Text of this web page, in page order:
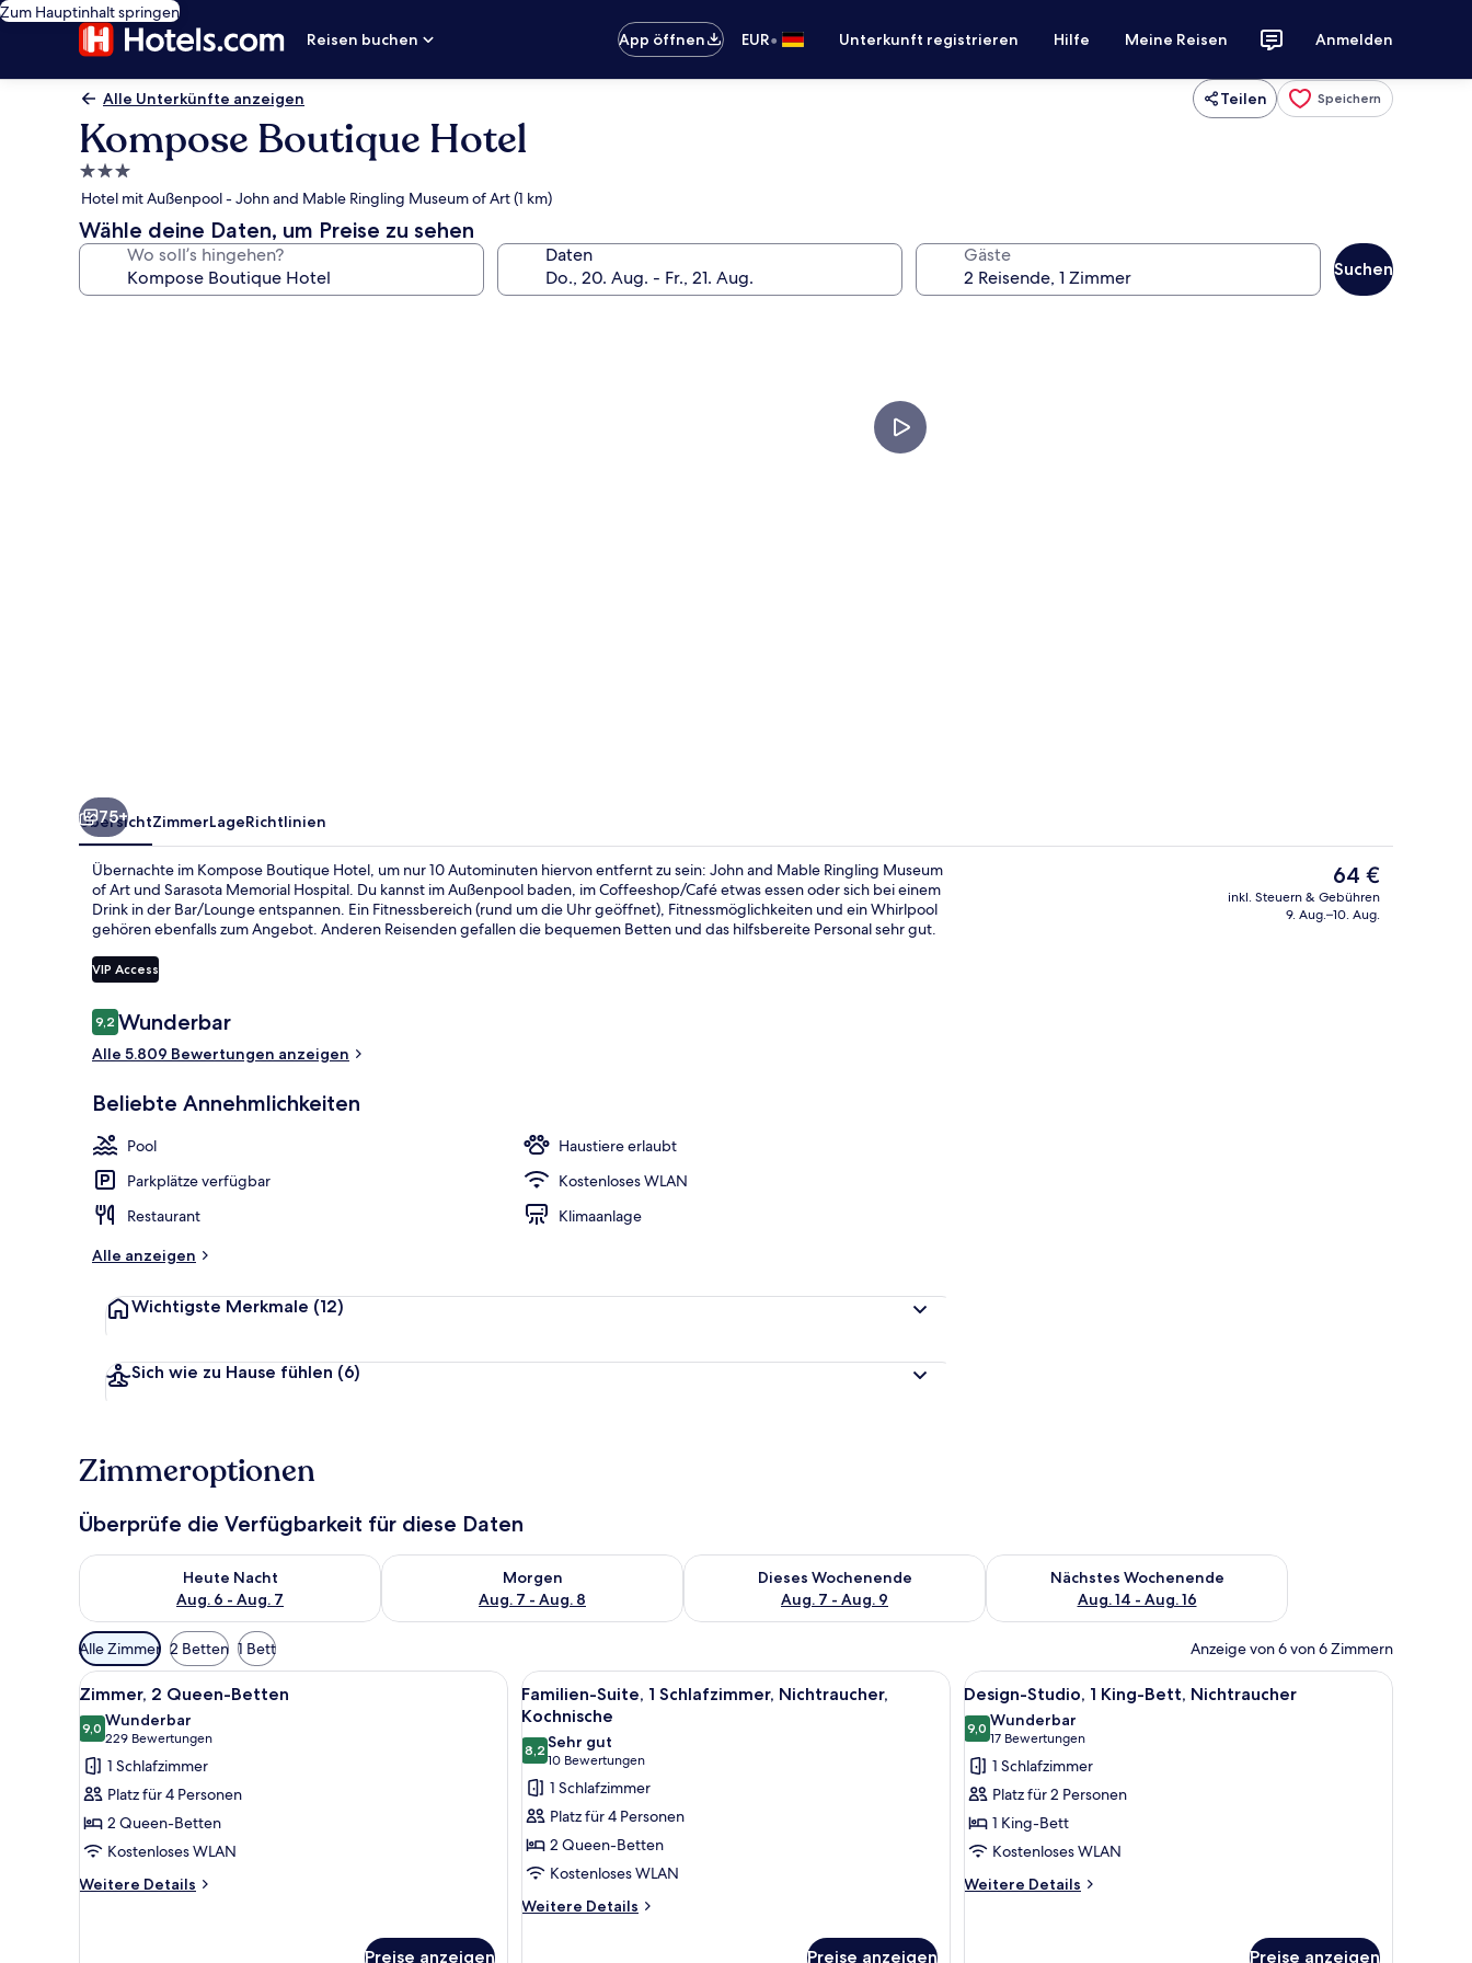
Zum Hauptinhalt springen
Reisen buchen
App öffnen EUR• Unterkunft registrieren Hilfe Meine Reisen Anmelden
Alle Unterkünfte anzeigen Teilen Speichern
Kompose Boutique Hotel
3.0-
Sterne-
Unterkunft
Hotel mit Außenpool - John and Mable Ringling Museum of Art (1 km)
Wähle deine Daten, um Preise zu sehen
Wo soll’s hingehen? Daten Gäste
Suchen
Außenpool, beheizter Pool Außenpool, beheizter Pool
75+
ÜbersichtZimmerLageRichtlinien
Übernachte im Kompose Boutique Hotel, um nur 10 Autominuten hiervon entfernt zu sein: John and Mable Ringling Museum
of Art und Sarasota Memorial Hospital. Du kannst im Außenpool baden, im Coffeeshop/Café etwas essen oder sich bei einem
Drink in der Bar/Lounge entspannen. Ein Fitnessbereich (rund um die Uhr geöffnet), Fitnessmöglichkeiten und ein Whirlpool
gehören ebenfalls zum Angebot. Anderen Reisenden gefallen die bequemen Betten und das hilfsbereite Personal sehr gut.
VIP Access
Bewertungen
9,29,2 von 10.
Wunderbar
Alle 5.809 Bewertungen anzeigen
Beliebte Annehmlichkeiten
Pool
Haustiere erlaubt
Parkplätze verfügbar
Kostenloses WLAN
Restaurant
Klimaanlage
Alle anzeigen
Wichtigste Merkmale (12)
Sich wie zu Hause fühlen (6)
Der
aktuelle
Preis
64 €
inkl. Steuern & Gebühren
9. Aug.–10. Aug.
Zimmeroptionen
Überprüfe die Verfügbarkeit für diese Daten
Heute Nacht
Aug. 6 - Aug. 7
Überprüfe die Verfügbarkeit für heute Nacht, Aug. 6 - Aug. 7.
Morgen
Aug. 7 - Aug. 8
Überprüfe die Verfügbarkeit für morgen, Aug. 7 - Aug. 8.
Dieses Wochenende
Aug. 7 - Aug. 9
Überprüfe die Verfügbarkeit für dieses Wochenende, Aug. 7 - Aug. 9.
Nächstes Wochenende
Aug. 14 - Aug. 16
Überprüfe die Verfügbarkeit für nächstes Wochenende, Aug.
Verfügbare
Filter
für
Zimmer
Alle Zimmer 2 Betten 1 Bett Anzeige von 6 von 6 Zimmern
Alle
Fotos
für
Zimmer,
2 Queen-
Betten
anzeigen
Zimmersafe, Schreibtisch, laptopgeeigneter Arbeitsplatz
11
Zimmer, 2 Queen-Betten
9,09,0 von 10
Wunderbar
229 Bewertungen
(229
Bewertungen)
1 Schlafzimmer
Platz für 4 Personen
2 Queen-Betten
Kostenloses WLAN
Weitere Details
Weitere
Preise anzeigen
Alle
Fotos
für
Familien-
Suite,
Schlafzimmer,
Nichtraucher,
Kochnische
anzeigen
Zimmersafe, Schreibtisch, laptopgeeigneter Arbeitsplatz
12
Familien-Suite, 1 Schlafzimmer, Nichtraucher,
Kochnische
8,28,2 von 10
Sehr gut
10 Bewertungen
(10
Bewertungen)
1 Schlafzimmer
Platz für 4 Personen
2 Queen-Betten
Kostenloses WLAN
Weitere Details
Weitere
Preise anzeigen
Alle
Fotos
für
Design-
Studio,
1 King-
Bett,
Nichtraucher
anzeigen
Design-Studio, 1 King-Bett, Nichtraucher |
13
Design-Studio, 1 King-Bett, Nichtraucher
9,09,0 von 10
Wunderbar
17 Bewertungen
(17
Bewertungen)
1 Schlafzimmer
Platz für 2 Personen
1 King-Bett
Kostenloses WLAN
Weitere Details
Weitere
Preise anzeigen